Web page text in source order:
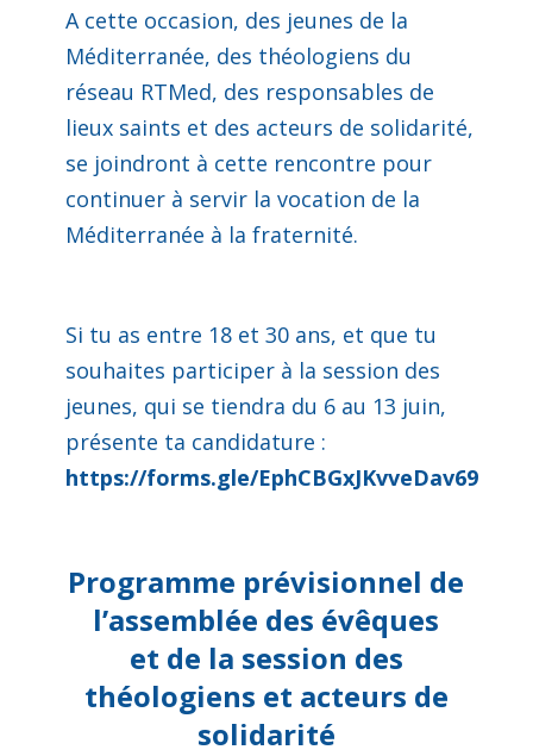
A cette occasion, des jeunes de la
Méditerranée, des théologiens du
réseau RTMed, des responsables de
lieux saints et des acteurs de solidarité,
se joindront à cette rencontre pour
continuer à servir la vocation de la
Méditerranée à la fraternité.
Si tu as entre 18 et 30 ans, et que tu
souhaites participer à la session des
jeunes, qui se tiendra du 6 au 13 juin,
présente ta candidature :
https://forms.gle/EphCBGxJKvveDav69
Programme prévisionnel de
l’assemblée des évêques
et de la session des
théologiens et acteurs de
solidarité